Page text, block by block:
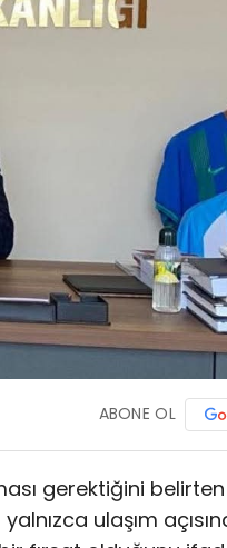
ABONE OL
gerektiğini belirten
ulaşım